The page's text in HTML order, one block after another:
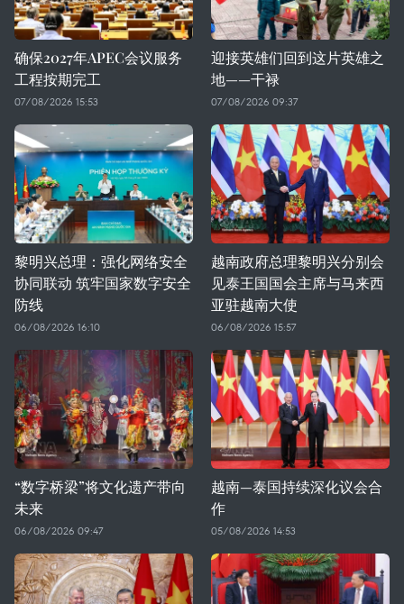
确保2027年APEC会议服务
工程按期完工
07/08/2026 15:53
迎接英雄们回到这片英雄之
地——干禄
07/08/2026 09:37
黎明兴总理：强化网络安全
协同联动 筑牢国家数字安全
防线
06/08/2026 16:10
越南政府总理黎明兴分别会
见泰王国国会主席与马来西
亚驻越南大使
06/08/2026 15:57
“数字桥梁”将文化遗产带向
未来
06/08/2026 09:47
越南—泰国持续深化议会合
作
05/08/2026 14:53